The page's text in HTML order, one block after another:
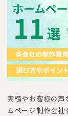
実績やお客様の
ムページ制作会社